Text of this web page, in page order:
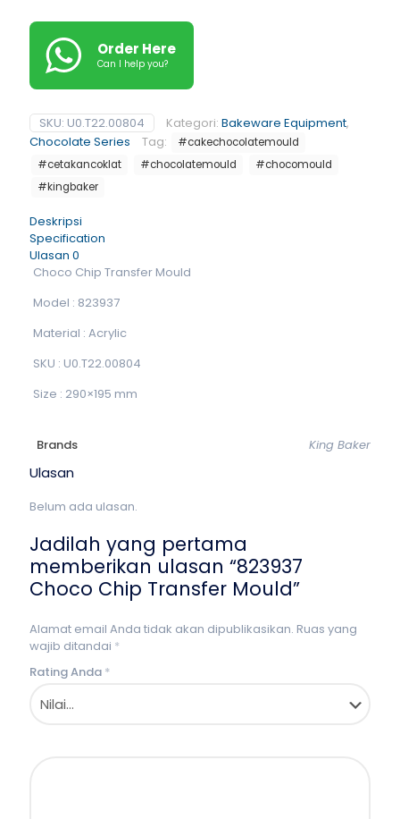
Order Here
Can I help you?
SKU: U0.T22.00804 Kategori: Bakeware Equipment,
Chocolate Series
Tag:
#cakechocolatemould
#cetakancoklat
#chocolatemould
#chocomould
#kingbaker
Deskripsi
Specification
Ulasan 0
Choco Chip Transfer Mould
Model : 823937
Material : Acrylic
SKU : U0.T22.00804
Size : 290×195 mm
Brands King Baker
Ulasan
Belum ada ulasan.
Jadilah yang pertama
memberikan ulasan “823937
Choco Chip Transfer Mould”
Alamat email Anda tidak akan dipublikasikan. Ruas yang
wajib ditandai *
Rating Anda *